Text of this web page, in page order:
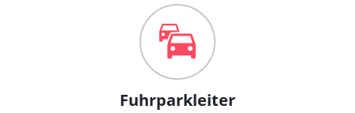
Fuhrparkleiter